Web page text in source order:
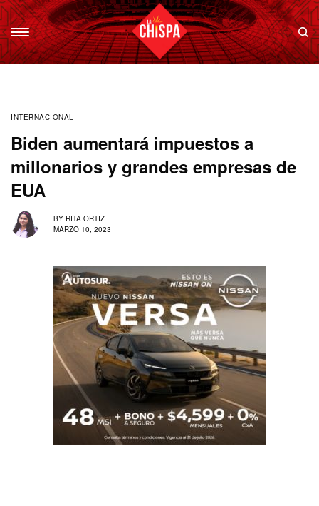
INTERNACIONAL
Biden aumentará impuestos a
millonarios y grandes empresas de
EUA
BY RITA ORTIZ
MARZO 10, 2023